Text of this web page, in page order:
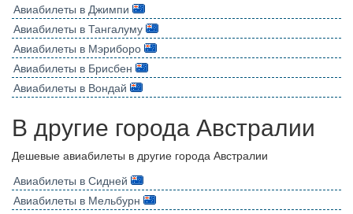
Авиабилеты в Джимпи
Авиабилеты в Тангалуму
Авиабилеты в Мэриборо
Авиабилеты в Брисбен
Авиабилеты в Вондай
В другие города Австралии
Дешевые авиабилеты в другие города Австралии
Авиабилеты в Сидней
Авиабилеты в Мельбурн